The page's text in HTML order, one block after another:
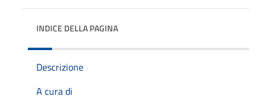
INDICE DELLA PAGINA
Descrizione
A cura di